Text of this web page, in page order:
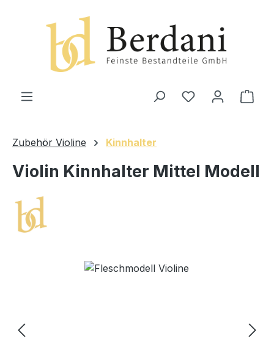
Zubehör Violine Kinnhalter
Violin Kinnhalter Mittel Modell
Bildergalerie überspringen